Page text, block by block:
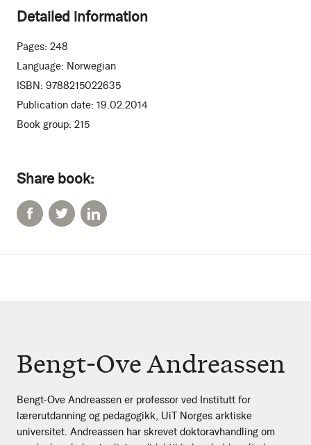
Share book:
Detailed information
Pages: 248
Language: Norwegian
ISBN: 9788215022635
Publication date: 19.02.2014
Book group: 215
Bengt-Ove Andreassen
Bengt-Ove Andreassen er professor ved Institutt for
lærerutdanning og pedagogikk, UiT Norges arktiske
universitet. Andreassen har skrevet doktoravhandling om